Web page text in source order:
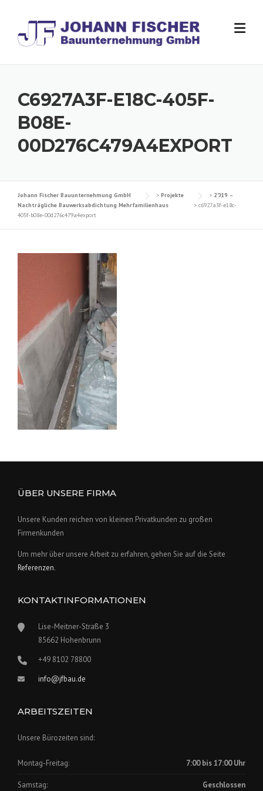
content
C6927A3F-E18C-405F-
B08E-
00D276C479A4EXPORT
Johann Fischer Bauunternehmung GmbH > Projekte > 2019 –
Nachträgliche Bauwerksabdichtung Mehrfamilienhaus
> c6927a3f-e18c-
405f-b08e-00d276c479a4export
ÜBER UNSERE FIRMA
Unsere Kunden reichen von kleinen Privatkunden zu großen
Firmenkunden
Um mehr über unsere Arbeit zu erfahren, gehen Sie auf die Seite
Referenzen.
KONTAKTINFORMATIONEN
Lise-Meitner-Straße 3
85662 Hohenbrunn
+49 8102 78800
info@jfbau.de
ARBEITSZEITEN
Unsere Bürozeiten sind:
Montag-Freitag: 7:00 bis 17:00 Uhr
Samstag: Geschlossen